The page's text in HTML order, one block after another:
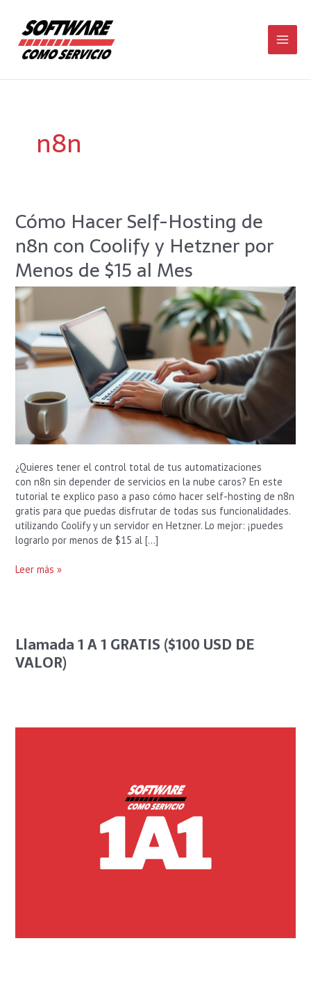
contenido
n8n
Cómo Hacer Self-Hosting de
n8n con Coolify y Hetzner por
Menos de $15 al Mes
¿Quieres tener el control total de tus automatizaciones
con n8n sin depender de servicios en la nube caros? En este
tutorial te explico paso a paso cómo hacer self-hosting de n8n
gratis para que puedas disfrutar de todas sus funcionalidades.
utilizando Coolify y un servidor en Hetzner. Lo mejor: ¡puedes
lograrlo por menos de $15 al […]
Cómo
Hacer
Self-
de
n8n
con
Coolify
y
Hetzner
por
$15
Mes
Leer más »
Llamada 1 A 1 GRATIS ($100 USD DE
VALOR)